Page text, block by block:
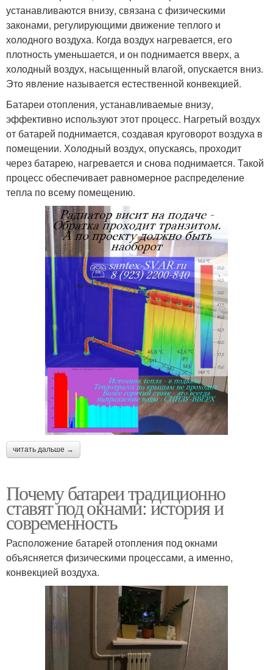
устанавливаются внизу, связана с физическими
законами, регулирующими движение теплого и
холодного воздуха. Когда воздух нагревается, его
плотность уменьшается, и он поднимается вверх, а
холодный воздух, насыщенный влагой, опускается вниз.
Это явление называется естественной конвекцией.
Батареи отопления, устанавливаемые внизу,
эффективно используют этот процесс. Нагретый воздух
от батарей поднимается, создавая круговорот воздуха в
помещении. Холодный воздух, опускаясь, проходит
через батарею, нагревается и снова поднимается. Такой
процесс обеспечивает равномерное распределение
тепла по всему помещению.
читать дальше →
Почему батареи традиционно
ставят под окнами: история и
современность
Расположение батарей отопления под окнами
объясняется физическими процессами, а именно,
конвекцией воздуха.